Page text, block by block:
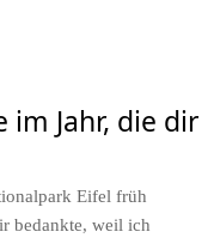
im Jahr, die dir
Eifel früh
bedankte, weil ich